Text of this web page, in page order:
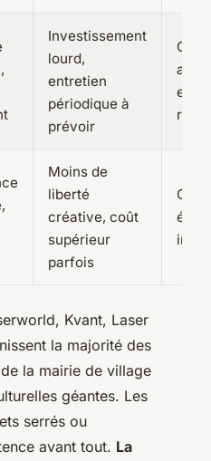
Investissement
lourd,
entretien
périodique à
prévoir
Moins de
liberté
créative, coût
supérieur
parfois
Kvant, Laser
la majorité des
la mairie de village
géantes. Les
serrés ou
avant tout. La